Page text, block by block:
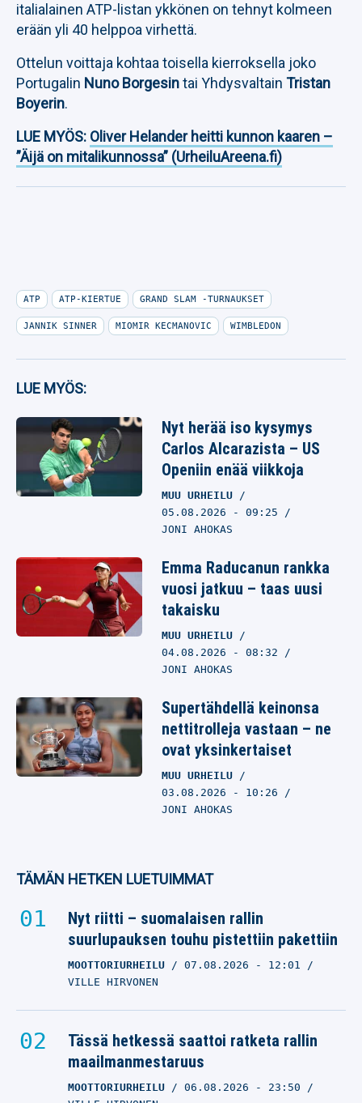
italialainen ATP-listan ykkönen on tehnyt kolmeen
erään yli 40 helppoa virhettä.
Ottelun voittaja kohtaa toisella kierroksella joko
Portugalin Nuno Borgesintai Yhdysvaltain Tristan
Boyerin.
LUE MYÖS: Oliver Helander heitti kunnon kaaren –
”Äijä on mitalikunnossa” (UrheiluAreena.fi)
ATP ATP-KIERTUE GRAND SLAM -TURNAUKSET
JANNIK SINNER MIOMIR KECMANOVIC WIMBLEDON
LUE MYÖS:
Nyt herää iso kysymys
Carlos Alcarazista – US
Openiin enää viikkoja
MUU URHEILU
05.08.2026 - 09:25
JONI AHOKAS
Emma Raducanun rankka
vuosi jatkuu – taas uusi
takaisku
MUU URHEILU
04.08.2026 - 08:32
JONI AHOKAS
Supertähdellä keinonsa
nettitrolleja vastaan – ne
ovat yksinkertaiset
MUU URHEILU
03.08.2026 - 10:26
JONI AHOKAS
TÄMÄN HETKEN LUETUIMMAT
Nyt riitti – suomalaisen rallin
suurlupauksen touhu pistettiin pakettiin
MOOTTORIURHEILU 07.08.2026 - 12:01
VILLE HIRVONEN
Tässä hetkessä saattoi ratketa rallin
maailmanmestaruus
MOOTTORIURHEILU 06.08.2026 - 23:50